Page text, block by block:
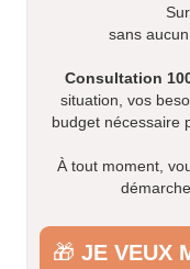
sans
Consultation
situation, vos
budget nécessaire
À tout moment,
🎁 JE VEUX